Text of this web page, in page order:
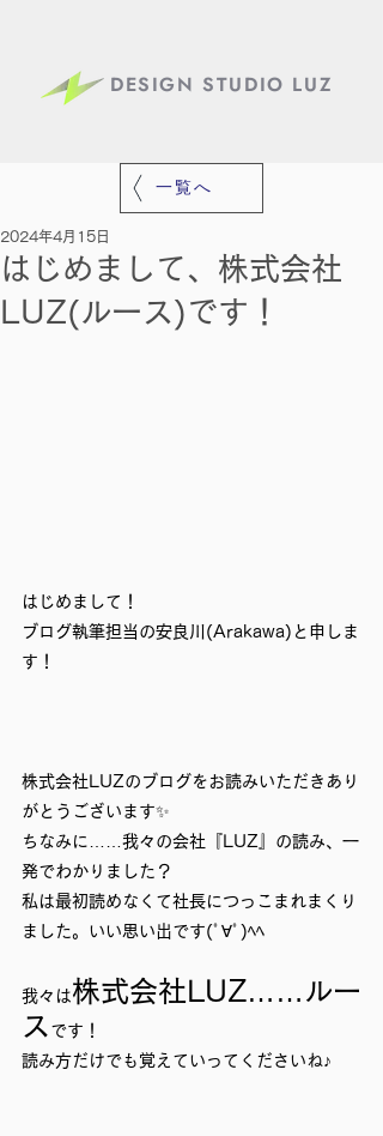
DESIGN STUDIO LUZ
一覧へ
はじめまして、株式会社
LUZ(ルース)です！
2024年4月15日
はじめまして！
ブログ執筆担当の安良川(Arakawa)と申しま
す！
株式会社LUZのブログをお読みいただきあり
がとうございます✨
ちなみに……我々の会社『LUZ』の読み、一
発でわかりました？
私は最初読めなくて社長につっこまれまくり
ました。いい思い出です(ﾟ∀ﾟ)ﾍﾍ
我々は株式会社LUZ……ルー
ス です！
読み方だけでも覚えていってくださいね♪